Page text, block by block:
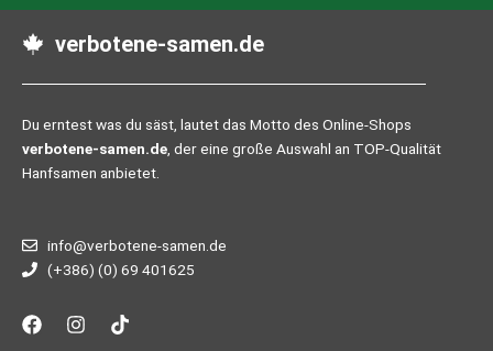
verbotene-samen.de
Du erntest was du säst, lautet das Motto des Online-Shops
verbotene-samen.de , der eine große Auswahl an TOP-Qualität
Hanfsamen anbietet.
info@verbotene-samen.de
(+386) (0) 69 401625
F
a
I
n
T
i